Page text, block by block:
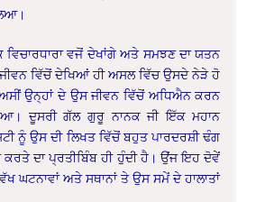
ਵਜੋਂ ਦੇਖਾਂਗੇ ਅਤੇ ਸਮਝਣ ਦਾ ਯਤਨ
ਜੀਵਨ ਵਿੱਚੋਂ ਦੇਖਿਆਂ ਹੀ ਅਸਲ ਵਿੱਚ ਉਸਦੇ ਨੇੜੇ ਹੋ
ਉਨ੍ਹਾਂ ਦੇ ਉਸ ਜੀਵਨ ਵਿੱਚੋਂ ਅਧਿਐਨ ਕਰਨ
ਦੂਸਰੀ ਗੱਲ ਗੁਰੂ ਨਾਨਕ ਜੀ ਇੱਕ ਮਹਾਨ
ਨੂੰ ਉਸ ਦੀ ਲਿਖਤ ਵਿੱਚੋਂ ਬਹੁਤ ਪਾਰਦਰਸ਼ੀ ਢੰਗ
ਦਾ ਪ੍ਰਤੀਬਿੰਬ ਹੀ ਹੁੰਦੀ ਹੈ। ਉਂਜ ਇਹ ਦੋਵੇਂ
ਘਟਨਾਵਾਂ ਅਤੇ ਸਥਾਨਾਂ ਤੇ ਉਸ ਸਮੇਂ ਦੇ ਹਾਲਾਤਾਂ